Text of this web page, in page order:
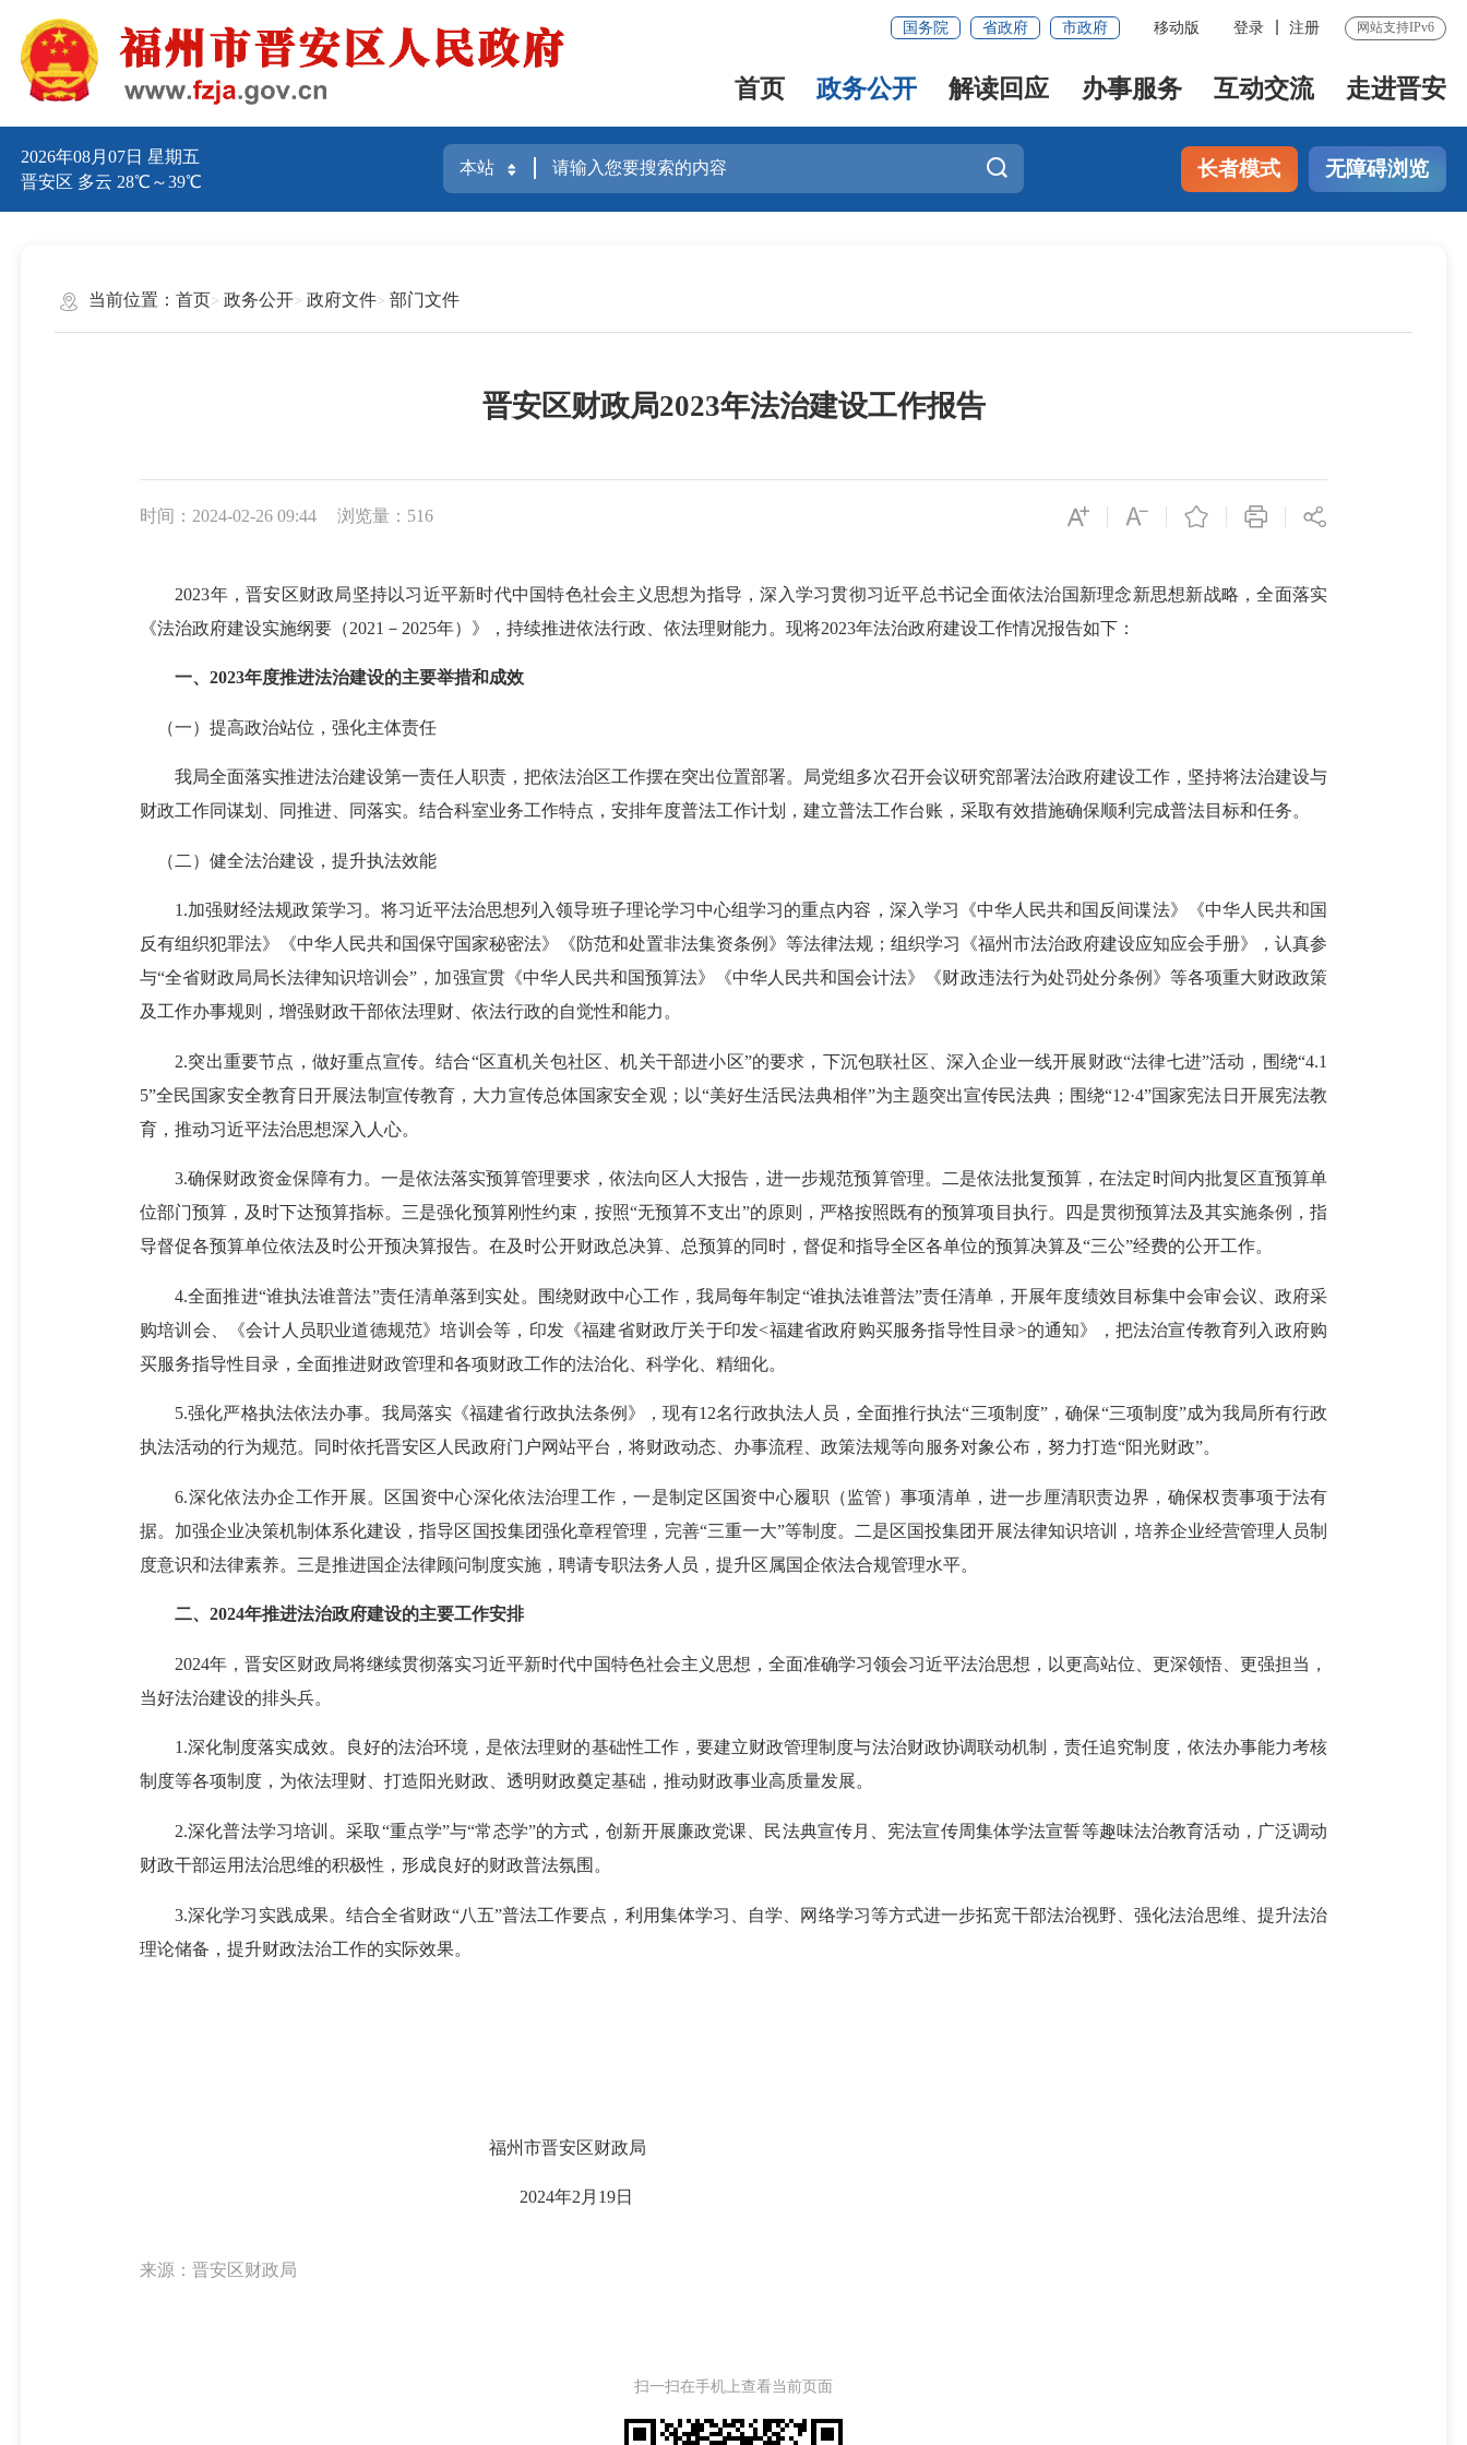
国务院 省政府 市政府 移动版 登录 注册 网站支持IPv6
首页 政务公开 解读回应 办事服务 互动交流 走进晋安
2026年08月07日 星期五
晋安区 多云 28℃～39℃
长者模式 无障碍浏览
当前位置： 首页 政务公开 政府文件 部门文件
晋安区财政局2023年法治建设工作报告
时间：2024-02-26 09:44 浏览量：516
2023年，晋安区财政局坚持以习近平新时代中国特色社会主义思想为指导，深入学习贯彻习近平总书记全面依法治国新理念新思想新战略，全面落实
《法治政府建设实施纲要（2021－2025年）》，持续推进依法行政、依法理财能力。现将2023年法治政府建设工作情况报告如下：
一、2023年度推进法治建设的主要举措和成效
（一）提高政治站位，强化主体责任
我局全面落实推进法治建设第一责任人职责，把依法治区工作摆在突出位置部署。局党组多次召开会议研究部署法治政府建设工作，坚持将法治建设与
财政工作同谋划、同推进、同落实。结合科室业务工作特点，安排年度普法工作计划，建立普法工作台账，采取有效措施确保顺利完成普法目标和任务。
（二）健全法治建设，提升执法效能
1.加强财经法规政策学习。将习近平法治思想列入领导班子理论学习中心组学习的重点内容，深入学习《中华人民共和国反间谍法》
《中华人民共和国
反有组织犯罪法》
《中华人民共和国保守国家秘密法》《防范和处置非法集资条例》等法律法规；组织学习《福州市法治政府建设应知应会手册》，认真参
与“全省财政局局长法律知识培训会”，加强宣贯《中华人民共和国预算法》 《中华人民共和国会计法》
《财政违法行为处罚处分条例》等各项重大财政政策
及工作办事规则，增强财政干部依法理财、依法行政的自觉性和能力。
2.突出重要节点，做好重点宣传。结合“区直机关包社区、机关干部进小区”的要求，下沉包联社区、深入企业一线开展财政“法律七进”活动，围绕“4.1
5”全民国家安全教育日开展法制宣传教育，大力宣传总体国家安全观；以“美好生活民法典相伴”为主题突出宣传民法典；围绕“12·4”国家宪法日开展宪法教
育，推动习近平法治思想深入人心。
3.确保财政资金保障有力。一是依法落实预算管理要求，依法向区人大报告，进一步规范预算管理。二是依法批复预算，在法定时间内批复区直预算单
位部门预算，及时下达预算指标。三是强化预算刚性约束，按照“无预算不支出”的原则，严格按照既有的预算项目执行。四是贯彻预算法及其实施条例，指
导督促各预算单位依法及时公开预决算报告。在及时公开财政总决算、总预算的同时，督促和指导全区各单位的预算决算及“三公”经费的公开工作。
4.全面推进“谁执法谁普法”责任清单落到实处。围绕财政中心工作，我局每年制定“谁执法谁普法”责任清单，开展年度绩效目标集中会审会议、政府采
购培训会、《会计人员职业道德规范》培训会等，印发《福建省财政厅关于印发<福建省政府购买服务指导性目录>的通知》，把法治宣传教育列入政府购
买服务指导性目录，全面推进财政管理和各项财政工作的法治化、科学化、精细化。
5.强化严格执法依法办事。我局落实《福建省行政执法条例》，现有12名行政执法人员，全面推行执法“三项制度”，确保“三项制度”成为我局所有行政
执法活动的行为规范。同时依托晋安区人民政府门户网站平台，将财政动态、办事流程、政策法规等向服务对象公布，努力打造“阳光财政”。
6.深化依法办企工作开展。区国资中心深化依法治理工作，一是制定区国资中心履职（监管）事项清单，进一步厘清职责边界，确保权责事项于法有
据。加强企业决策机制体系化建设，指导区国投集团强化章程管理，完善“三重一大”等制度。二是区国投集团开展法律知识培训，培养企业经营管理人员制
度意识和法律素养。三是推进国企法律顾问制度实施，聘请专职法务人员，提升区属国企依法合规管理水平。
二、2024年推进法治政府建设的主要工作安排
2024年，晋安区财政局将继续贯彻落实习近平新时代中国特色社会主义思想，全面准确学习领会习近平法治思想，以更高站位、更深领悟、更强担当，
当好法治建设的排头兵。
1.深化制度落实成效。良好的法治环境，是依法理财的基础性工作，要建立财政管理制度与法治财政协调联动机制，责任追究制度，依法办事能力考核
制度等各项制度，为依法理财、打造阳光财政、透明财政奠定基础，推动财政事业高质量发展。
2.深化普法学习培训。采取“重点学”与“常态学”的方式，创新开展廉政党课、民法典宣传月、宪法宣传周集体学法宣誓等趣味法治教育活动，广泛调动
财政干部运用法治思维的积极性，形成良好的财政普法氛围。
3.深化学习实践成果。结合全省财政“八五”普法工作要点，利用集体学习、自学、网络学习等方式进一步拓宽干部法治视野、强化法治思维、提升法治
理论储备，提升财政法治工作的实际效果。
福州市晋安区财政局
2024年2月19日
来源：晋安区财政局
扫一扫在手机上查看当前页面